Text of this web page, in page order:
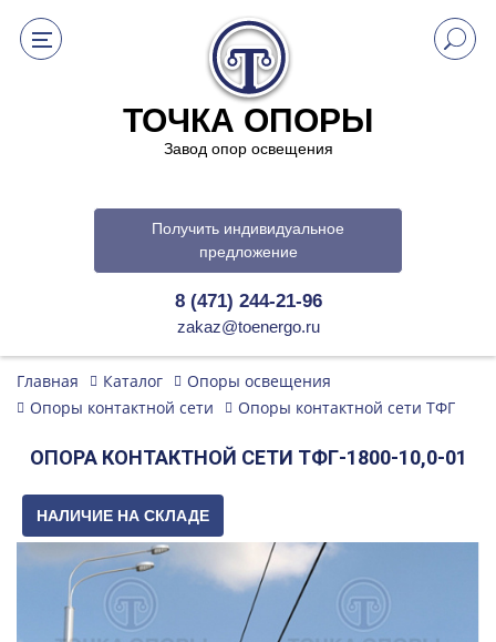
ТОЧКА ОПОРЫ
Завод опор освещения
Получить индивидуальное
предложение
8 (471) 244-21-96
zakaz@toenergo.ru
Главная Каталог
Опоры освещения
Опоры контактной сети
Опоры контактной сети ТФГ
ОПОРА КОНТАКТНОЙ СЕТИ ТФГ-1800-10,0-01
НАЛИЧИЕ НА СКЛАДЕ